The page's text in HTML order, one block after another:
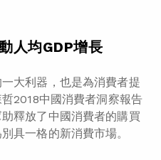
人均GDP增長
大利器，也是為消費者提
2018中國消費者洞察報告
釋放了中國消費者的購買
具一格的新消費市場。